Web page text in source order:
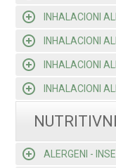
INHALACIONI
INHALACIONI
INHALACIONI
INHALACIONI
ALERGENI -